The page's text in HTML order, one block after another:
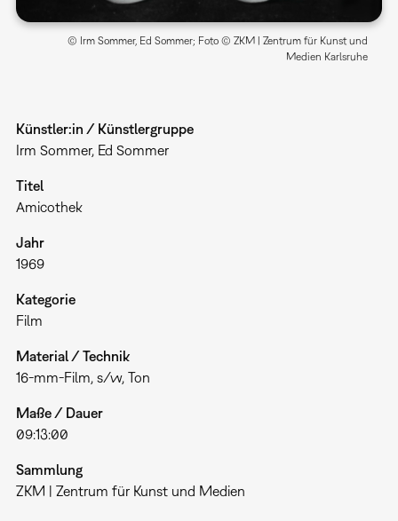
© Irm Sommer, Ed Sommer; Foto © ZKM | Zentrum für Kunst und
Medien Karlsruhe
Künstler:in / Künstlergruppe
Irm Sommer, Ed Sommer
Titel
Amicothek
Jahr
1969
Kategorie
Film
Material / Technik
16-mm-Film, s/w, Ton
Maße / Dauer
09:13:00
Sammlung
ZKM | Zentrum für Kunst und Medien